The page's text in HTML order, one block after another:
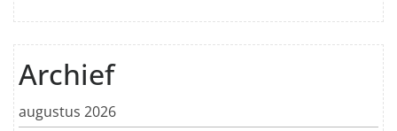
Archief
augustus 2026